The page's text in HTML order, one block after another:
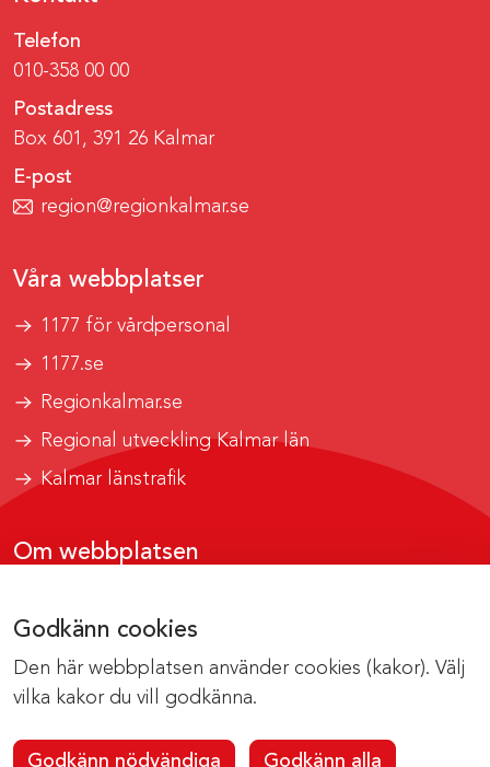
Godkänn cookies
Den här webbplatsen använder cookies (kakor). Välj
vilka kakor du vill godkänna.
Godkänn nödvändiga Godkänn alla
Telefon
010-358 00 00
Postadress
Box 601, 391 26 Kalmar
E-post
region@regionkalmar.se
Våra webbplatser
1177 för vårdpersonal
1177.se
Regionkalmar.se
Regional utveckling Kalmar län
Kalmar länstrafik
Om webbplatsen
Om cookies
Kontakta webbredaktionen